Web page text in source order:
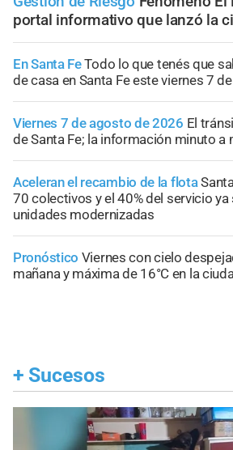
portal informativo que lanzó la
En Santa FeTodo lo que tenés que
de casa en Santa Fe este viernes 7
Viernes 7 de agosto de 2026 El
de Santa Fe; la información minuto a
Aceleran el recambio de la flota
70 colectivos y el 40% del servicio
unidades modernizadas
Pronóstico Viernes con cielo
mañana y máxima de 16°C en la
+ Sucesos